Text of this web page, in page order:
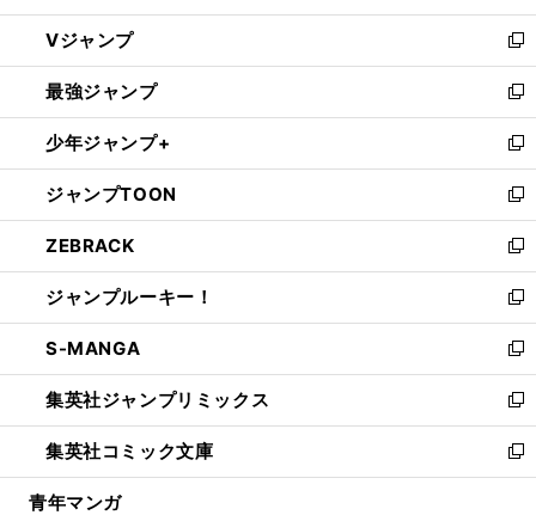
ウ
ィ
ン
ド
ウ
で
開
く
し
い
ウ
ィ
ン
ド
ウ
で
開
く
Vジャンプ
新
し
い
ウ
ィ
ン
ド
ウ
で
開
く
最強ジャンプ
新
し
い
ウ
ィ
ン
ド
ウ
で
開
く
少年ジャンプ+
新
し
い
ウ
ィ
ン
ド
ウ
で
開
く
ジャンプTOON
新
し
い
ウ
ィ
ン
ド
ウ
で
開
く
ZEBRACK
新
し
い
ウ
ィ
ン
ド
ウ
で
開
ジャンプルーキー！
新
し
い
ウ
ィ
ン
ド
ウ
S-MANGA
新
し
い
ウ
ィ
ン
集英社ジャンプリミックス
新
し
い
ウ
集英社コミック文庫
新
し
青年マンガ